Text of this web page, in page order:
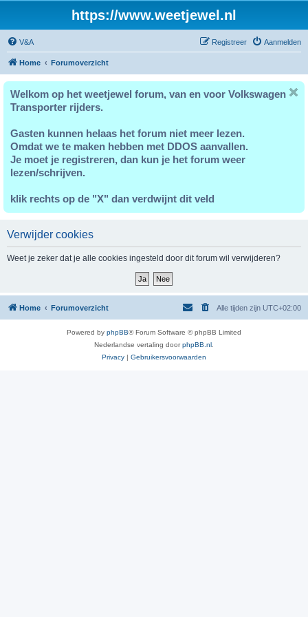
https://www.weetjewel.nl
V&A Aanmelden
Registreer
Home Forumoverzicht
Welkom op het weetjewel forum, van en voor Volkswagen
Transporter rijders.
Gasten kunnen helaas het forum niet meer lezen.
Omdat we te maken hebben met DDOS aanvallen.
Je moet je registreren, dan kun je het forum weer
lezen/schrijven.
klik rechts op de "X" dan verdwijnt dit veld
Verwijder cookies
Weet je zeker dat je alle cookies ingesteld door dit forum wil verwijderen?
Home Forumoverzicht Alle tijden zijn UTC+02:00
Powered by phpBB® Forum Software © phpBB Limited
Nederlandse vertaling doorphpBB.nl
Privacy | Gebruikersvoorwaarden